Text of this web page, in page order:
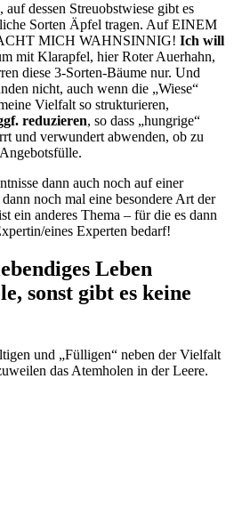
dessen Streuobstwiese gibt es
Sorten Äpfel tragen. Auf EINEM
MICH WAHNSINNIG! Ich will
mit Klarapfel, hier Roter Auerhahn,
diese 3-Sorten-Bäume nur. Und
nicht, auch wenn die „Wiese“
Vielfalt so strukturieren,
reduzieren, so dass „hungrige“
und verwundert abwenden, ob zu
dann auch noch auf einer
noch mal eine besondere Art der
ein anderes Thema – für die es dann
eines Experten bedarf!
Leben
sonst gibt es keine
und „Fülligen“ neben der Vielfalt
das Atemholen in der Leere.